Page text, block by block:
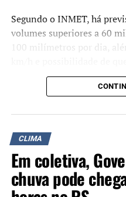
Segundo o INMET, há
volumes superiores a 60
100 milímetros por dia,
O aviso indica risco de
energia elétrica,
urbanas e rurais.
Durante o período de
orienta que a população
tempestades, não
CLIMA
Em coletiva,
chuva pode